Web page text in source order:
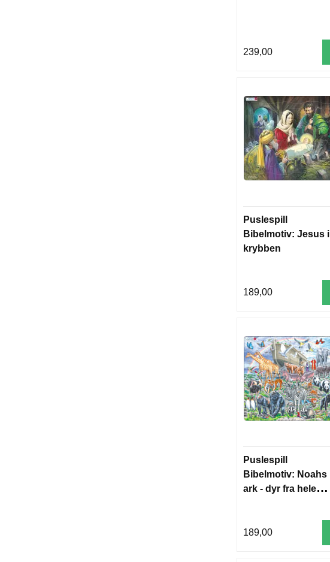
239,00
Puslespill
Bibelmotiv: Jesus i
krybben
189,00
Puslespill
Bibelmotiv: Noahs
ark - dyr fra hele
189,00